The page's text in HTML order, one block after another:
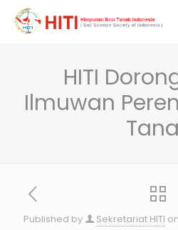
HITI
Ilmuwan
Published by Sekretariat HITI on